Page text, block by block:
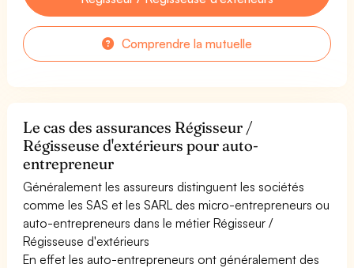
Comprendre la mutuelle
Le cas des assurances Régisseur /
Régisseuse d'extérieurs pour auto-
entrepreneur
Généralement les assureurs distinguent les sociétés
comme les SAS et les SARL des micro-entrepreneurs ou
auto-entrepreneurs dans le métier Régisseur /
Régisseuse d'extérieurs
En effet les auto-entrepreneurs ont généralement des